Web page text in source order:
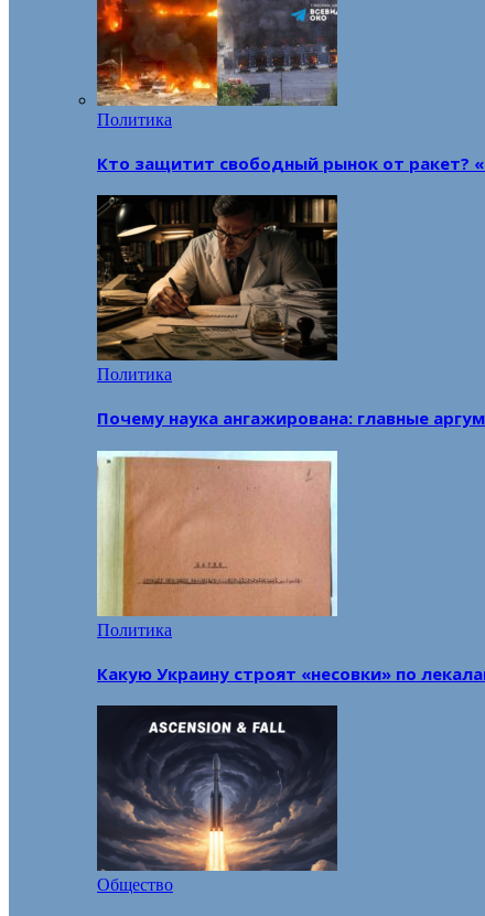
Политика
Кто защитит свободный рынок от ракет?
Политика
Почему наука ангажирована: главные
Политика
Какую Украину строят «несовки» по
Общество